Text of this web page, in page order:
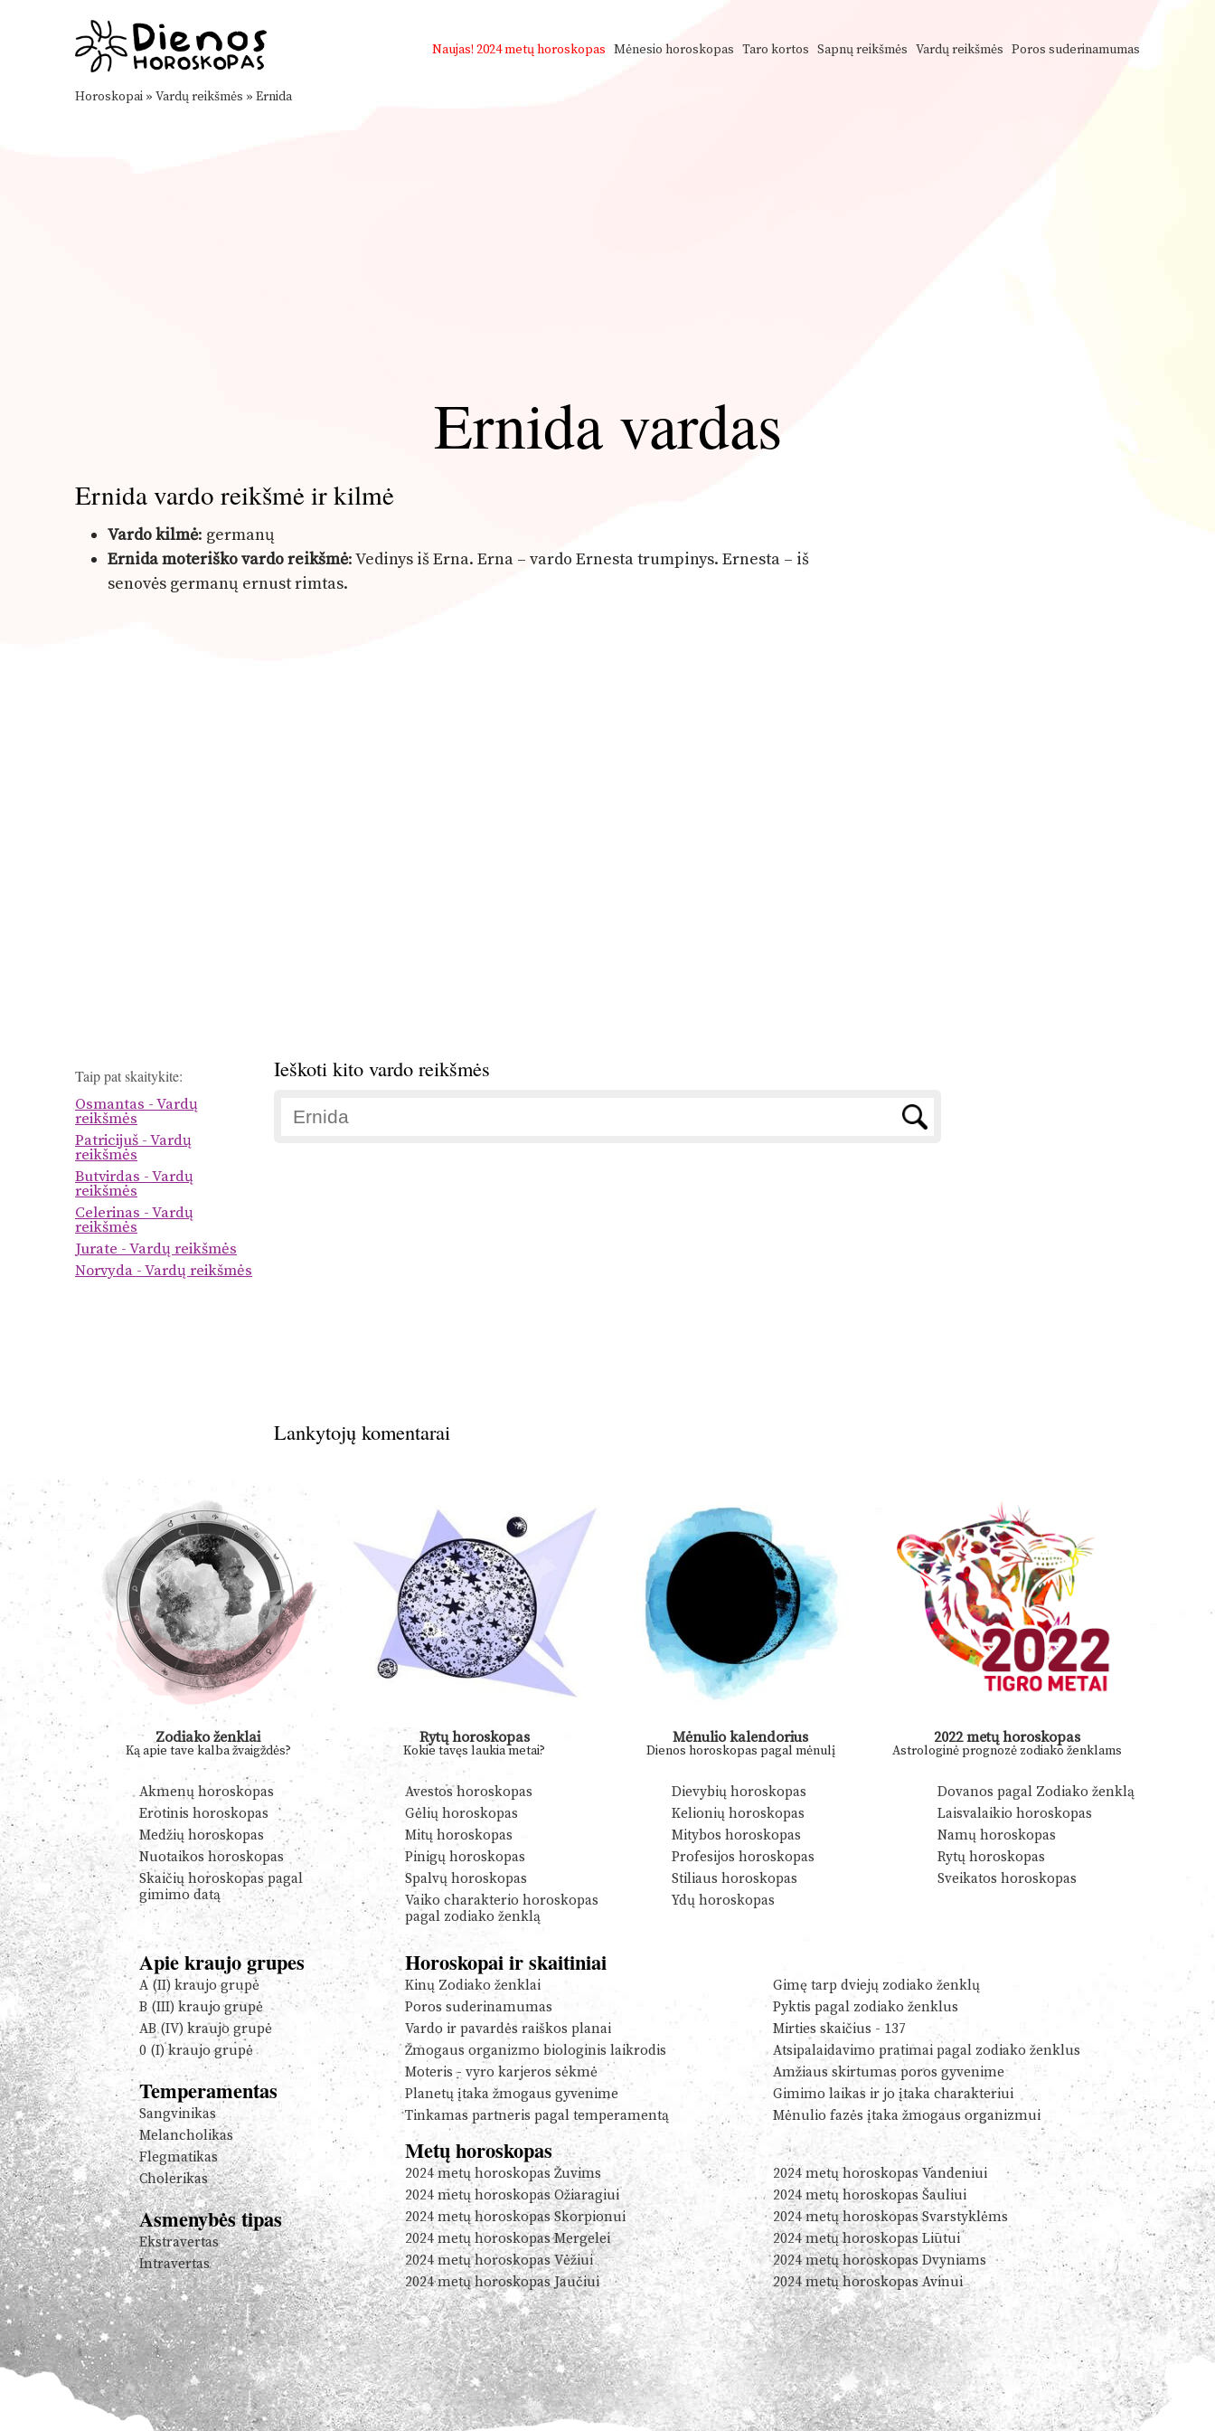
Naujas! 2024 metų horoskopas Mėnesio horoskopas Taro kortos Sapnų reikšmės Vardų reikšmės Poros suderinamumas
Horoskopai » Vardų reikšmės » Ernida
Ernida vardas
Ernida vardo reikšmė ir kilmė
Vardo kilmė: germanų
Ernida moteriško vardo reikšmė: Vedinys iš Erna. Erna – vardo Ernesta trumpinys. Ernesta – iš
senovės germanų ernust rimtas.
Taip pat skaitykite:
Osmantas - Vardų
reikšmės
Patricijuš - Vardų
reikšmės
Butvirdas - Vardų
reikšmės
Celerinas - Vardų
reikšmės
Jurate - Vardų reikšmės
Norvyda - Vardų reikšmės
Ieškoti kito vardo reikšmės
Lankytojų komentarai
Zodiako ženklai
Ką apie tave kalba žvaigždės?
Rytų horoskopas
Kokie tavęs laukia metai?
Mėnulio kalendorius
Dienos horoskopas pagal mėnulį
2022 metų horoskopas
Astrologinė prognozė zodiako ženklams
Akmenų horoskopas Avestos horoskopas Dievybių horoskopas
Dovanos pagal Zodiako ženklą
Erotinis horoskopas
Gėlių horoskopas Kelionių horoskopas
Laisvalaikio horoskopas
Medžių horoskopas
Mitų horoskopas Mitybos horoskopas
Namų horoskopas
Nuotaikos horoskopas
Pinigų horoskopas Profesijos horoskopas
Rytų horoskopas
Skaičių horoskopas pagal
gimimo datą
Spalvų horoskopas Stiliaus horoskopas
Sveikatos horoskopas
Vaiko charakterio horoskopas
pagal zodiako ženklą
Ydų horoskopas
Apie kraujo grupes
A (II) kraujo grupė
B (III) kraujo grupė
AB (IV) kraujo grupė
0 (I) kraujo grupė
Temperamentas
Sangvinikas
Melancholikas
Flegmatikas
Cholerikas
Asmenybės tipas
Ekstravertas
Intravertas
Horoskopai ir skaitiniai
Kinų Zodiako ženklai
Gimę tarp dviejų zodiako ženklų
Poros suderinamumas
Pyktis pagal zodiako ženklus
Vardo ir pavardės raiškos planai
Mirties skaičius - 137
Žmogaus organizmo biologinis laikrodis
Atsipalaidavimo pratimai pagal zodiako ženklus
Moteris - vyro karjeros sėkmė
Amžiaus skirtumas poros gyvenime
Planetų įtaka žmogaus gyvenime
Gimimo laikas ir jo įtaka charakteriui
Tinkamas partneris pagal temperamentą
Mėnulio fazės įtaka žmogaus organizmui
Metų horoskopas
2024 metų horoskopas Žuvims
2024 metų horoskopas Vandeniui
2024 metų horoskopas Ožiaragiui
2024 metų horoskopas Šauliui
2024 metų horoskopas Skorpionui
2024 metų horoskopas Svarstyklėms
2024 metų horoskopas Mergelei
2024 metų horoskopas Liūtui
2024 metų horoskopas Vėžiui
2024 metų horoskopas Dvyniams
2024 metų horoskopas Jaučiui
2024 metų horoskopas Avinui